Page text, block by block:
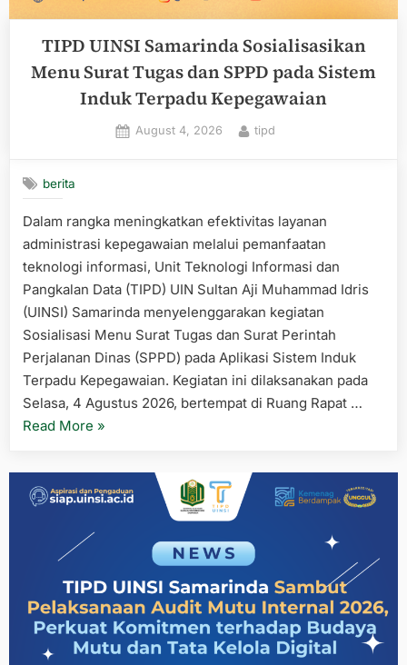
TIPD UINSI Samarinda Sosialisasikan
Menu Surat Tugas dan SPPD pada Sistem
Induk Terpadu Kepegawaian
Posted
August 4, 2026 By
tipd
berita
Dalam rangka meningkatkan efektivitas layanan
administrasi kepegawaian melalui pemanfaatan
teknologi informasi, Unit Teknologi Informasi dan
Pangkalan Data (TIPD) UIN Sultan Aji Muhammad Idris
(UINSI) Samarinda menyelenggarakan kegiatan
Sosialisasi Menu Surat Tugas dan Surat Perintah
Perjalanan Dinas (SPPD) pada Aplikasi Sistem Induk
Terpadu Kepegawaian. Kegiatan ini dilaksanakan pada
Selasa, 4 Agustus 2026, bertempat di Ruang Rapat …
Read More “TIPD
Samarinda
Sosialisasikan
Surat
dan
SPPD
pada
Sistem
»